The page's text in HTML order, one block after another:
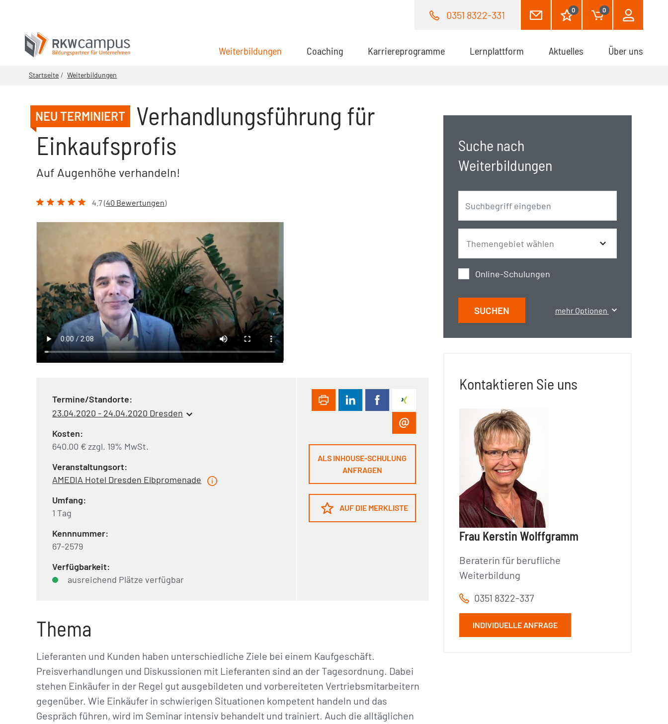
0351 8322-331 0 0
Weiterbildungen (aktuell)Coaching Karriereprogramme Lernplattform Aktuelles Über uns
Startseite Weiterbildungen
NEU TERMINIERT
Verhandlungsführung für
Einkaufsprofis
Auf Augenhöhe verhandeln!
4.7 (40 Bewertungen)
Termine/Standorte:
23.04.2020 - 24.04.2020 Dresden
Kosten:
640.00 € zzgl. 19% MwSt.
Veranstaltungsort:
AMEDIA Hotel Dresden Elbpromenade
Umfang:
1 Tag
Kennnummer:
67-2579
Verfügbarkeit:
ausreichend Plätze verfügbar
ALS INHOUSE-SCHULUNG
ANFRAGEN
AUF DIE MERKLISTE
Thema
Lieferanten und Kunden haben unterschiedliche Ziele bei einem Kaufgeschäft.
Preisverhandlungen und Diskussionen mit Lieferanten sind an der Tagesordnung. Dabei
stehen Einkäufer in der Regel gut ausgebildeten und vorbereiteten Vertriebsmitarbeitern
gegenüber. Wie Einkäufer in schwierigen Situationen kompetent handeln und das
Gespräch führen, wird im Seminar intensiv behandelt und trainiert. Auch die alltäglichen
Suche nach
Weiterbildungen
Online-Schulungen
SUCHEN mehr Optionen
Kontaktieren Sie uns
Frau Kerstin Wolffgramm
Beraterin für berufliche
Weiterbildung
0351 8322-337
INDIVIDUELLE ANFRAGE